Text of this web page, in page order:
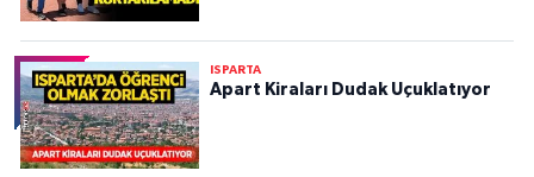
ISPARTA
Apart Kiraları Dudak Uçuklatıyor